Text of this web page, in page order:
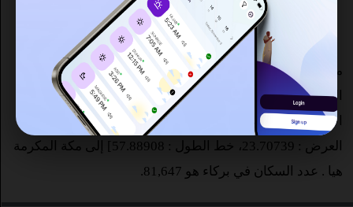
ما هي أوقات الصلاة في بركاء في سلطنة عمان ؟ تبدأ صلاة
الفجر في بركاء على الساعة 4:20 ص وفقا لرابطة العالم
الإسلامي وصلاة المغرب في 6:49 م. المسافة من بركاء [خط
العرض : 23.70739، خط الطول : 57.88908] إلى مكة المكرمة
هيا . عدد السكان في بركاء هو 81,647.